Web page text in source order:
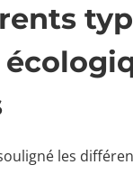
les